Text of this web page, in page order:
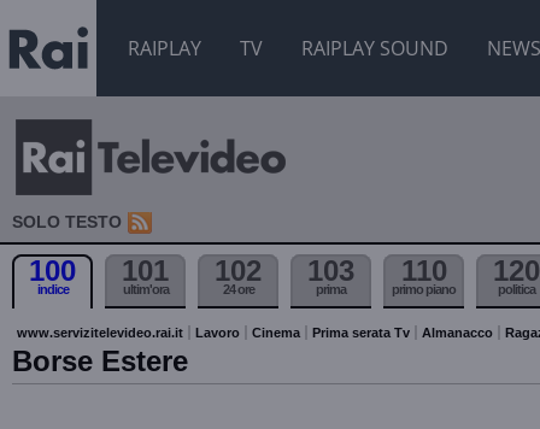
RAIPLAY TV RAIPLAY SOUND NEWS
SOLO TESTO
100
indice
101
ultim'ora
102
24 ore
103
prima
110
primo piano
120
politica
www.servizitelevideo.rai.it Lavoro Cinema Prima serata Tv Almanacco
Borse Estere